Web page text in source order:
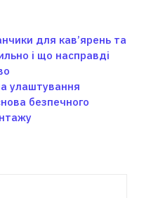
для кав’ярень та
і що насправді
улаштування
безпечного